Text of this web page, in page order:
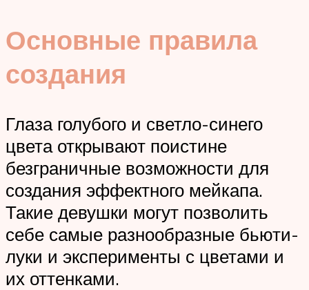
Основные правила
создания
Глаза голубого и светло-синего
цвета открывают поистине
безграничные возможности для
создания эффектного мейкапа.
Такие девушки могут позволить
себе самые разнообразные бьюти-
луки и эксперименты с цветами и
их оттенками.